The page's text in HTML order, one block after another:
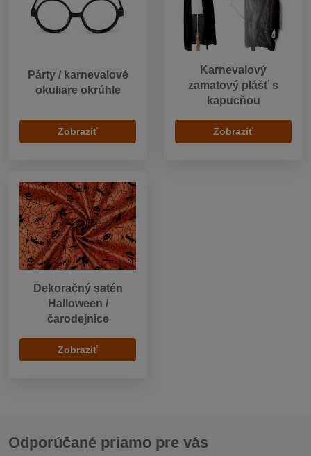
Párty / karnevalové
okuliare okrúhle
Zobraziť
Karnevalový
zamatový plášť s
kapucňou
Zobraziť
Dekoračný satén
Halloween /
čarodejnice
Zobraziť
Odporúčané priamo pre vás